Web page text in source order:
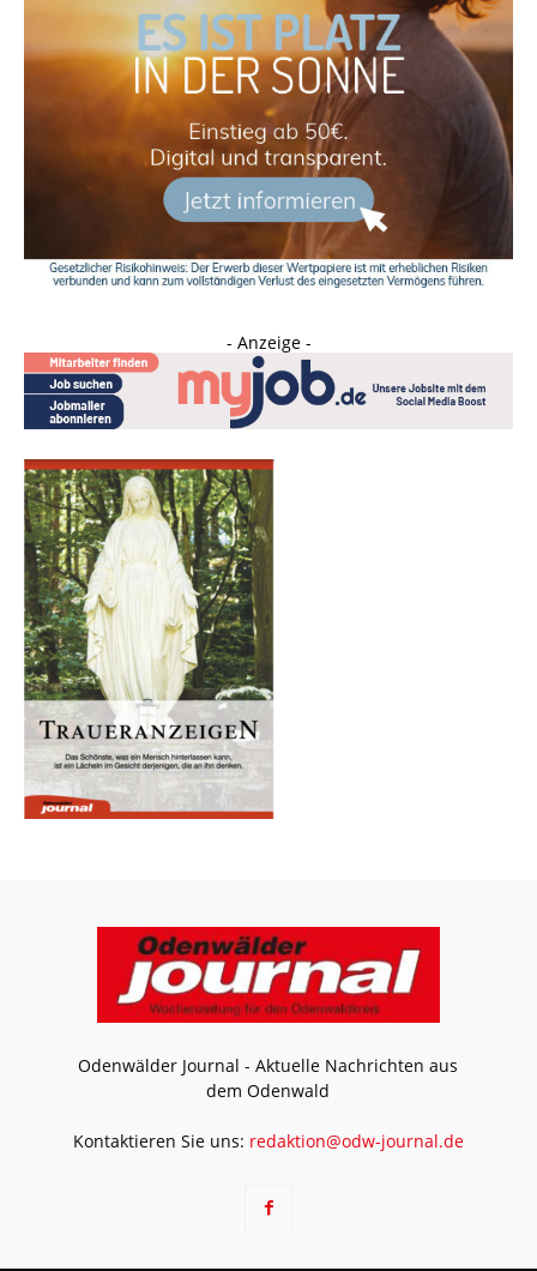
- Anzeige -
Odenwälder Journal - Aktuelle Nachrichten aus
dem Odenwald
Kontaktieren Sie uns: redaktion@odw-journal.de